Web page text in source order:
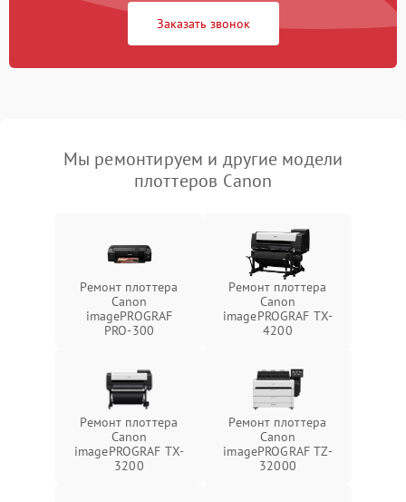
Заказать звонок
Мы ремонтируем и другие модели
плоттеров Canon
Ремонт плоттера
Canon
imagePROGRAF
PRO-300
Ремонт плоттера
Canon
imagePROGRAF TX-
4200
Ремонт плоттера
Canon
imagePROGRAF TX-
3200
Ремонт плоттера
Canon
imagePROGRAF TZ-
32000